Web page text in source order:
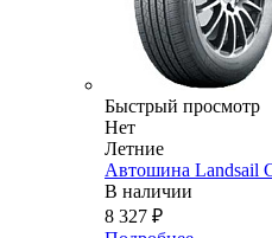
Быстрый просмотр
Нет
Летние
Автошина Landsail
В наличии
8 327 ₽